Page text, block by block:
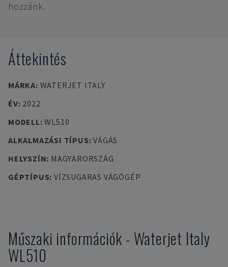
hozzánk.
Áttekintés
MÁRKA: WATERJET ITALY
ÉV: 2022
MODELL:WL510
ALKALMAZÁSI TÍPUS:VÁGÁS
HELYSZÍN: MAGYARORSZÁG
GÉPTÍPUS: VÍZSUGARAS VÁGÓGÉP
Műszaki információk - Waterjet Italy
WL510